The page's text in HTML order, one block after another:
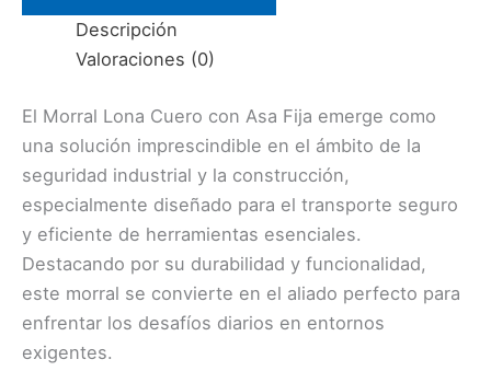
CMS.
Descripción
Valoraciones (0)
El Morral Lona Cuero con Asa Fija emerge como
una solución imprescindible en el ámbito de la
seguridad industrial y la construcción,
especialmente diseñado para el transporte seguro
y eficiente de herramientas esenciales.
Destacando por su durabilidad y funcionalidad,
este morral se convierte en el aliado perfecto para
enfrentar los desafíos diarios en entornos
exigentes.